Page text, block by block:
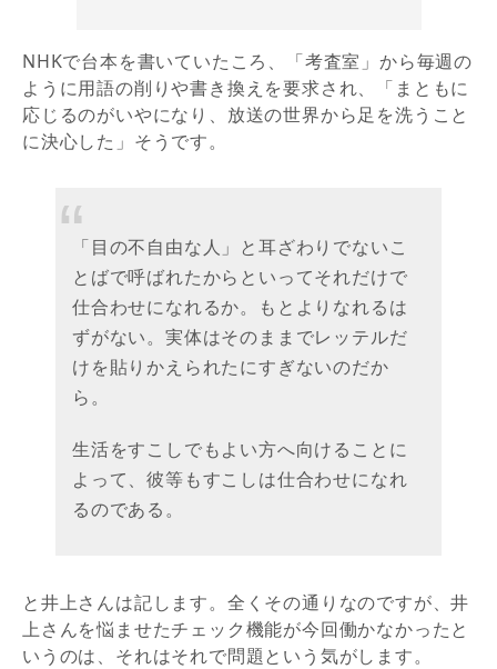
NHKで台本を書いていたころ、「考査室」から毎週の
ように用語の削りや書き換えを要求され、「まともに
応じるのがいやになり、放送の世界から足を洗うこと
に決心した」そうです。
「目の不自由な人」と耳ざわりでないこ
とばで呼ばれたからといってそれだけで
仕合わせになれるか。もとよりなれるは
ずがない。実体はそのままでレッテルだ
けを貼りかえられたにすぎないのだか
ら。
生活をすこしでもよい方へ向けることに
よって、彼等もすこしは仕合わせになれ
るのである。
と井上さんは記します。全くその通りなのですが、井
上さんを悩ませたチェック機能が今回働かなかったと
いうのは、それはそれで問題という気がします。